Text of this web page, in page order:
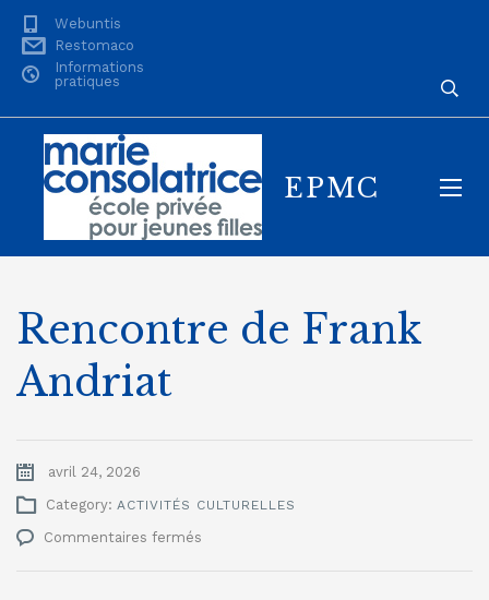
Webuntis
Restomaco
Informations
pratiques
EPMC
Rencontre de Frank
Andriat
avril 24, 2026
Category: ACTIVITÉS CULTURELLES
Commentaires fermés